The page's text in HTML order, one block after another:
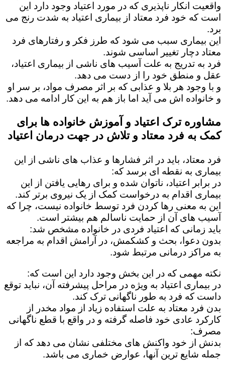
واقعیت انکار ناپذیری که در مورد اعتیاد وجود دارد این
است که خود فرد معتاد از بیماری اعتیاد به شدت رنج می
برد.
این بیماری سبب می شود که طرز فکر و رفتارهای فرد
معتاد دچار تغییر اساسی شوند.
فرد به تدریج به علت آسیب های ناشی از بیماری اعتیاد،
عقل و منطق خود را از دست می دهد.
و با وجود هر بلا و عذابی که بر اثر مصرف مواد، بر سر او
و خانواده اش می آید اما باز هم به این کار ادامه می دهد.
مشاوره ترک اعتیاد و آموزش خانواده ها برای
کمک به فرد معتاد و تلاش در جهت درمان اعتیاد
فرد معتاد، باید در اثر فشارها و عذاب های ناشی از این
بیماری به نقطه ای برسد که:
در برابر اعتیاد، ناتوان شده و برای رهایی یافتن از این
بیماری اقدام به درخواست کمک از یک نیروی برتر کند.
این به معنی رها کردن فرد توسط خانواده نیست، چرا که
آسیب های آن از حمایت ناسالم هم بیشتر است.
باید زمانی که اعتیاد فردی در خانواده مشخص شد:
بدون دعوا، بحث و کشکمش، در آرامش اقدام به مراجعه
به مراکز درمانی مرتبط شود.
نکته مهمی که در این بخش وجود دارد این است که:
در بیماری اعتیاد به ویژه در مراحل پیشرفته آن، نباید توقع
داست که فرد به طور ناگهانی ترک کند.
بدن فرد معتاد به علت استفاده زیاد از مواد مخدر از
کارکرد عادی خود فاصله گرفته و در واقع با قطع ناگهانی
مصرف:
بدنش از خود واکنش های مختلفی نشان می دهد که از
جمله شایع ترین آنها، عوارض خماری می باشد.